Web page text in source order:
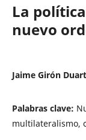
La
nuevo
Jaime Girón
Palabras clave:
multilateralismo,